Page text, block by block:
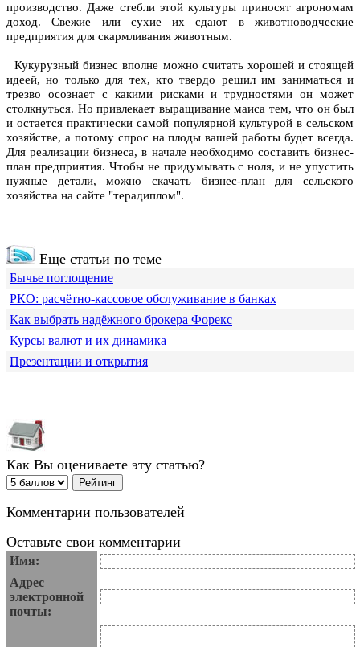
производство. Даже стебли этой культуры приносят агрономам
доход. Свежие или сухие их сдают в животноводческие
предприятия для скармливания животным.
Кукурузный бизнес вполне можно считать хорошей и стоящей
идеей, но только для тех, кто твердо решил им заниматься и
трезво осознает с какими рисками и трудностями он может
столкнуться. Но привлекает выращивание маиса тем, что он был
и остается практически самой популярной культурой в сельском
хозяйстве, а потому спрос на плоды вашей работы будет всегда.
Для реализации бизнеса, в начале необходимо составить бизнес-
план предприятия. Чтобы не придумывать с ноля, и не упустить
нужные детали, можно скачать бизнес-пландля сельского
хозяйства на сайте "терадиплом".
Еще статьи по теме
Бычье поглощение
РКО: расчётно-кассовое обслуживание в банках
Как выбрать надёжного брокера Форекс
Курсы валют и их динамика
Презентации и открытия
Как Вы оцениваете эту статью?
Комментарии пользователей
Оставьте свои комментарии
Имя:
Адрес
электронной
почты: